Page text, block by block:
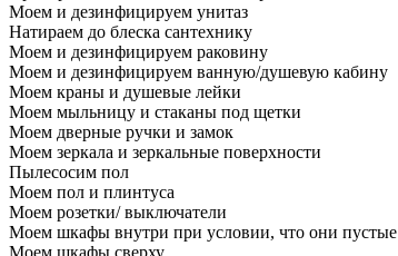
Моем и дезинфицируем унитаз
Натираем до блеска сантехнику
Моем и дезинфицируем раковину
Моем и дезинфицируем ванную/душевую кабину
Моем краны и душевые лейки
Моем мыльницу и стаканы под щетки
Моем дверные ручки и замок
Моем зеркала и зеркальные поверхности
Пылесосим пол
Моем пол и плинтуса
Моем розетки/ выключатели
Моем шкафы внутри при условии, что они пустые
Моем шкафы сверху